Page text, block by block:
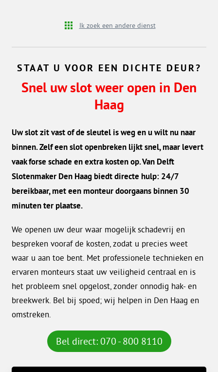
Ik zoek een andere dienst
STAAT U VOOR EEN DICHTE DEUR?
Snel uw slot weer open in Den
Haag
Uw slot zit vast of de sleutel is weg en u wilt nu naar
binnen. Zelf een slot openbreken lijkt snel, maar levert
vaak forse schade en extra kosten op. Van Delft
Slotenmaker Den Haag biedt directe hulp: 24/7
bereikbaar, met een monteur doorgaans binnen 30
minuten ter plaatse.
We openen uw deur waar mogelijk schadevrij en
bespreken vooraf de kosten, zodat u precies weet
waar u aan toe bent. Met professionele technieken en
ervaren monteurs staat uw veiligheid centraal en is
het probleem snel opgelost, zonder onnodig hak- en
breekwerk. Bel bij spoed; wij helpen in Den Haag en
omstreken.
Bel direct: 070 - 800 8110